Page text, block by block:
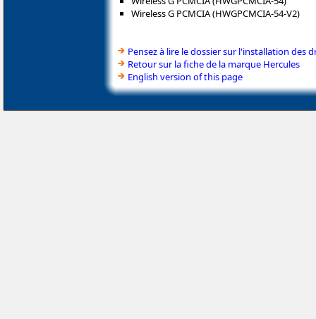
Wireless G PCMCIA (HWGPCMCIA-54-V2)
Pensez à lire le dossier sur l'installation des
Retour sur la fiche de la marque Hercules
English version of this page